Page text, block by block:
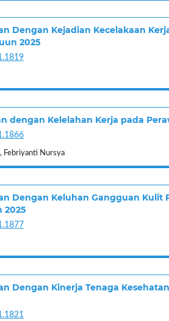
Dengan Kejadian Kecelakaan
2025
dengan Kelelahan Kerja pada
Febriyanti Nursya
Dengan Keluhan Gangguan Kulit
2025
Dengan Kinerja Tenaga